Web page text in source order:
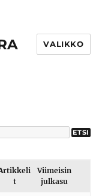
VALIKKO
t
Viimeisin
julkasu